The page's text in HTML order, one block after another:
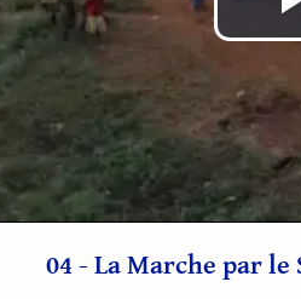
04 - La Marche par